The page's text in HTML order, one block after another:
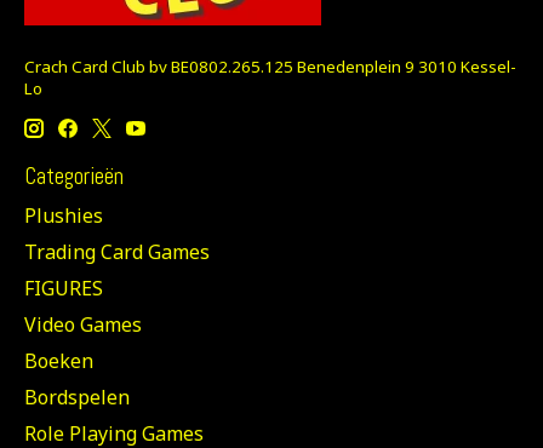
Crach Card Club bv BE0802.265.125 Benedenplein 9 3010 Kessel-
Lo
Categorieën
Plushies
Trading Card Games
FIGURES
Video Games
Boeken
Bordspelen
Role Playing Games